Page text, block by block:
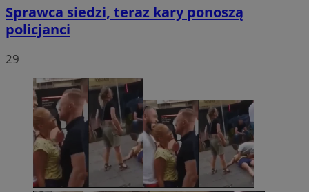
Sprawca siedzi, teraz kary ponoszą
policjanci
29